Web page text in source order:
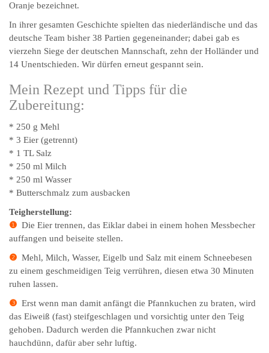
Oranje bezeichnet.
In ihrer gesamten Geschichte spielten das niederländische und das
deutsche Team bisher 38 Partien gegeneinander; dabei gab es
vierzehn Siege der deutschen Mannschaft, zehn der Holländer und
14 Unentschieden. Wir dürfen erneut gespannt sein.
Mein Rezept und Tipps für die
Zubereitung:
* 250 g Mehl
* 3 Eier (getrennt)
* 1 TL Salz
* 250 ml Milch
* 250 ml Wasser
* Butterschmalz zum ausbacken
Teigherstellung:
❶ Die Eier trennen, das Eiklar dabei in einem hohen Messbecher
auffangen und beiseite stellen.
❷ Mehl, Milch, Wasser, Eigelb und Salz mit einem Schneebesen
zu einem geschmeidigen Teig verrühren, diesen etwa 30 Minuten
ruhen lassen.
❸ Erst wenn man damit anfängt die Pfannkuchen zu braten, wird
das Eiweiß (fast) steifgeschlagen und vorsichtig unter den Teig
gehoben. Dadurch werden die Pfannkuchen zwar nicht
hauchdünn, dafür aber sehr luftig.